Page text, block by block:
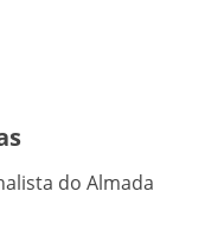
do Almada